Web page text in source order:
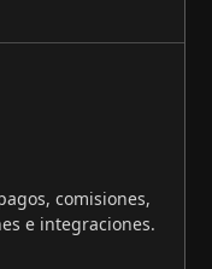
comisiones,
e integraciones.